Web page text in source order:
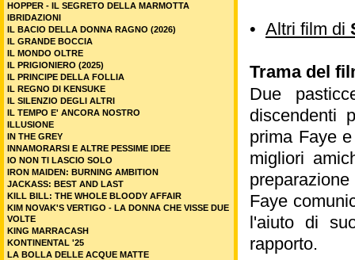
• Altri film di
Trama del
Due
discendenti
prima Faye
migliori
Faye
l'aiuto di
rapporto.
HOPPER - IL SEGRETO DELLA MARMOTTA
IBRIDAZIONI
IL BACIO DELLA DONNA RAGNO (2026)
IL GRANDE BOCCIA
IL MONDO OLTRE
IL PRIGIONIERO (2025)
IL PRINCIPE DELLA FOLLIA
IL REGNO DI KENSUKE
IL SILENZIO DEGLI ALTRI
IL TEMPO E' ANCORA NOSTRO
ILLUSIONE
IN THE GREY
INNAMORARSI E ALTRE PESSIME IDEE
IO NON TI LASCIO SOLO
IRON MAIDEN: BURNING AMBITION
JACKASS: BEST AND LAST
KILL BILL: THE WHOLE BLOODY AFFAIR
KIM NOVAK'S VERTIGO - LA DONNA CHE VISSE DUE
VOLTE
KING MARRACASH
KONTINENTAL '25
LA BOLLA DELLE ACQUE MATTE